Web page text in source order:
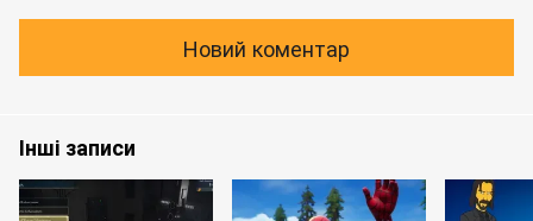
Новий коментар
Інші записи